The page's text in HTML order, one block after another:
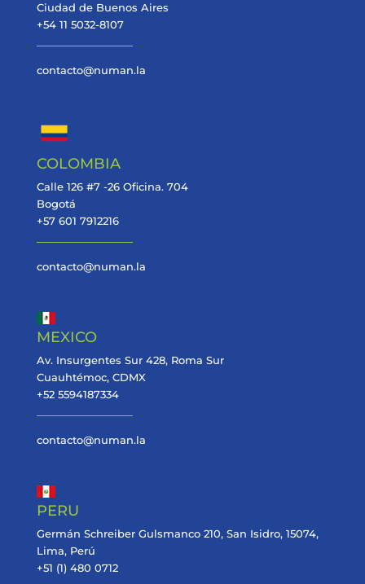
Ciudad de Buenos Aires
+54 11 5032-8107
contacto@numan.la
COLOMBIA
Calle 126 #7 -26 Oficina. 704
Bogotá
+57 601 7912216
contacto@numan.la
MEXICO
Av. Insurgentes Sur 428, Roma Sur
Cuauhtémoc, CDMX
+52 5594187334
contacto@numan.la
PERU
Germán Schreiber Gulsmanco 210, San Isidro, 15074,
Lima, Perú
+51 (1) 480 0712